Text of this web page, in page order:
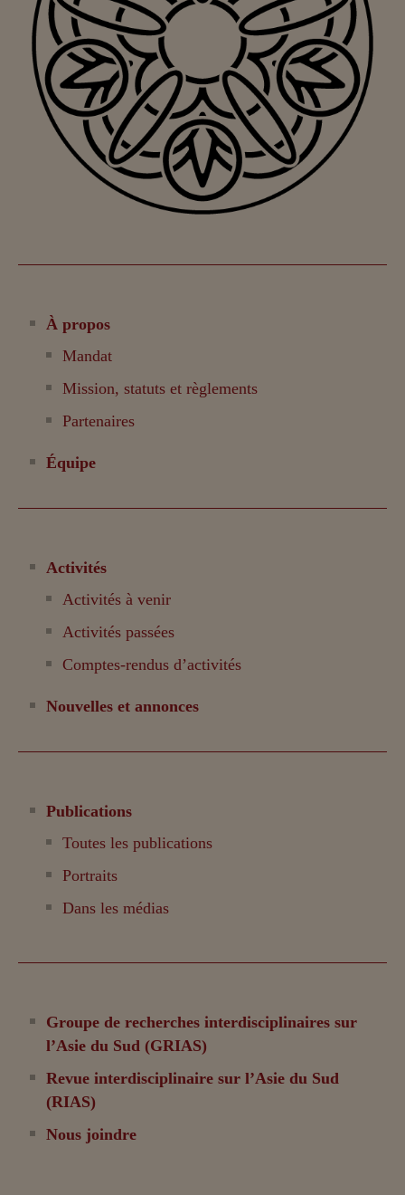
À propos
Mandat
Mission, statuts et règlements
Partenaires
Équipe
Activités
Activités à venir
Activités passées
Comptes-rendus d’activités
Nouvelles et annonces
Publications
Toutes les publications
Portraits
Dans les médias
Groupe de recherches interdisciplinaires sur
l’Asie du Sud (GRIAS)
Revue interdisciplinaire sur l’Asie du Sud
(RIAS)
Nous joindre